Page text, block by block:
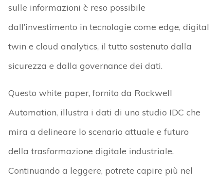
sulle informazioni è reso possibile
dall’investimento in tecnologie come edge, digital
twin e cloud analytics, il tutto sostenuto dalla
sicurezza e dalla governance dei dati.
Questo white paper, fornito da Rockwell
Automation, illustra i dati di uno studio IDC che
mira a delineare lo scenario attuale e futuro
della trasformazione digitale industriale.
Continuando a leggere, potrete capire più nel